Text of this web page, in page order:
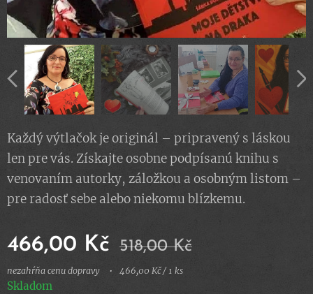
Každý výtlačok je originál – pripravený s láskou
len pre vás. Získajte osobne podpísanú knihu s
venovaním autorky, záložkou a osobným listom –
pre radosť sebe alebo niekomu blízkemu.
466,00 Kč 518,00Kč
nezahŕňa cenu dopravy 466,00 Kč / 1 ks
Skladom